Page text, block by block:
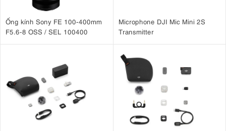
Ống kính Sony FE 100-400mm
F5.6-8 OSS / SEL 100400
Microphone DJI Mic Mini 2S
Transmitter